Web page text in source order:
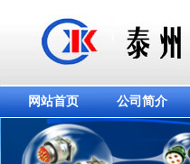
网站首页 公司简介